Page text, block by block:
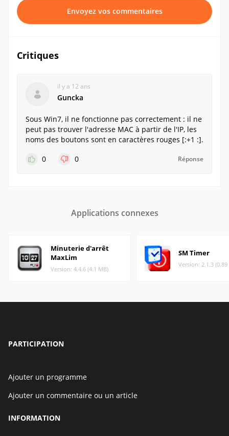
Envoyez vos commentaires
Critiques
il y a 12 ans
Guncka
Sous Win7, il ne fonctionne pas correctement : il ne
peut pas trouver l'adresse MAC à partir de l'IP, les
noms des boutons sont en caractères rouges [:+1 :].
0
0 Réponse
Applications connexes
Minuterie d'arrêt
MaxLim
Version: 4.4.6 (4.1 MB)
SM Timer
Version: 2.1.3 (0.89
PARTICIPATION
Ajouter un programme
Ajouter un commentaire ou un article
INFORMATION